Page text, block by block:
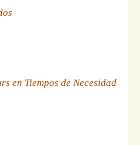
en Tiempos de Necesidad